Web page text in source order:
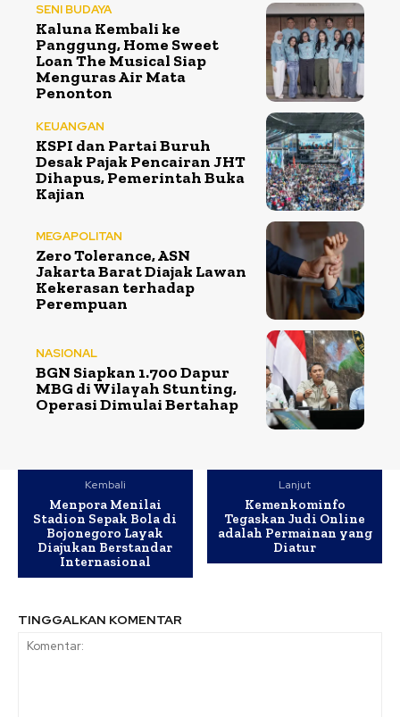
SENI BUDAYA
Kaluna Kembali ke
Panggung, Home Sweet
Loan The Musical Siap
Menguras Air Mata
Penonton
KEUANGAN
KSPI dan Partai Buruh
Desak Pajak Pencairan JHT
Dihapus, Pemerintah Buka
Kajian
MEGAPOLITAN
Zero Tolerance, ASN
Jakarta Barat Diajak Lawan
Kekerasan terhadap
Perempuan
NASIONAL
BGN Siapkan 1.700 Dapur
MBG di Wilayah Stunting,
Operasi Dimulai Bertahap
Kembali
Menpora Menilai
Stadion Sepak Bola di
Bojonegoro Layak
Diajukan Berstandar
Internasional
Lanjut
Kemenkominfo
Tegaskan Judi Online
adalah Permainan yang
Diatur
TINGGALKAN KOMENTAR